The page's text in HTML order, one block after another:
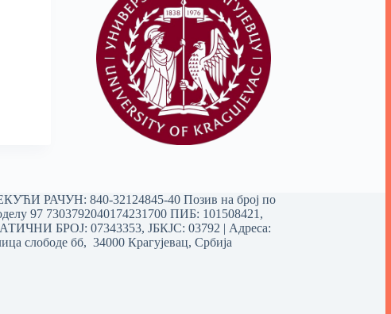
РАЧУН: 840-32124845-40 Позив на број по
97 7303792040174231700ПИБ: 101508421,
БРОЈ: 07343353, ЈБКЈС: 03792 | Aдреса:
слободе бб, 34000 Крагујевац, Србија